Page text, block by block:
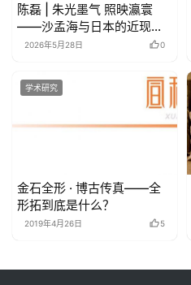
陈磊 | 朱光墨气 照映瀛寰
——沙孟海与日本的近现代
书法文化交流略论
2026年5月28日 0
学术研究
金石全形 · 博古传真——全
形拓到底是什么？
2019年4月26日 5